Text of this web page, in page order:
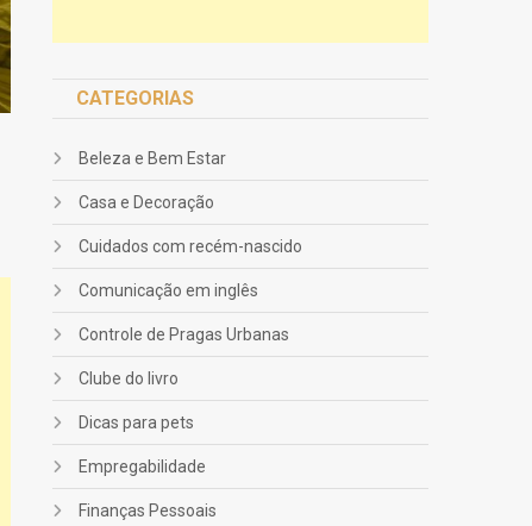
CATEGORIAS
Beleza e Bem Estar
Casa e Decoração
Cuidados com recém-nascido
Comunicação em inglês
Controle de Pragas Urbanas
Clube do livro
Dicas para pets
Empregabilidade
Finanças Pessoais